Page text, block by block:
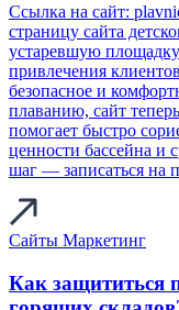
Ссылка на сайт:
страницу сайта
устаревшую
привлечения
безопасное и
плаванию, сайт
помогает быстро
ценности бассейна и
шаг — записаться на
Сайты Маркетинг
Как защититься